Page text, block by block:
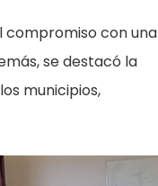
compromiso con una
se destacó la
municipios,